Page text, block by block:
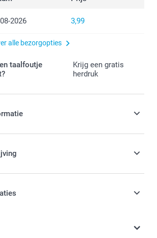
2026 3,99
alle bezorgopties
taalfoutje
Krijg een gratis
herdruk
EURO (€) inclusief BTW en exclusief